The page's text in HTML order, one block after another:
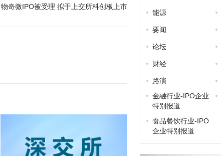
物奇微IPO被受理 拟于上交所科创板上市
能源
要闻
论坛
财经
路演
金融行业-IPO企业
特别报道
食品餐饮行业-IPO
企业特别报道